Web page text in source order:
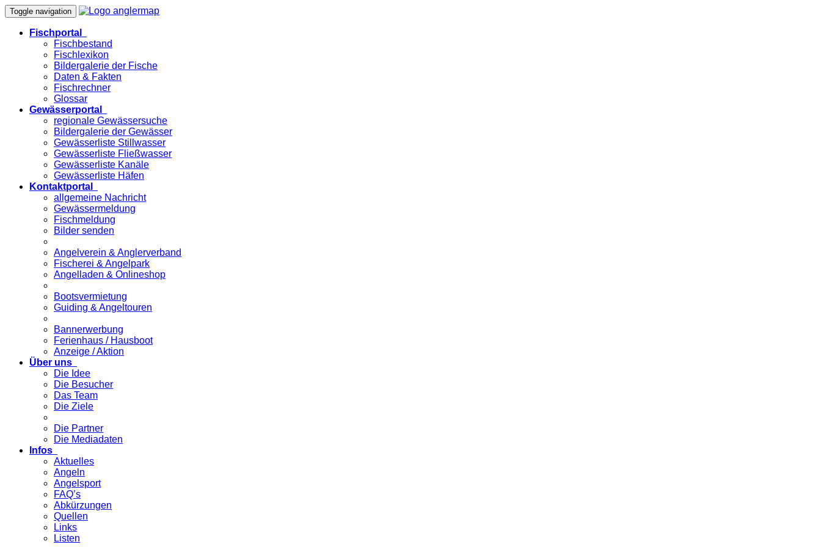
Toggle navigation
Fischportal
Fischbestand
Fischlexikon
Bildergalerie der Fische
Daten & Fakten
Fischrechner
Glossar
Gewässerportal
regionale Gewässersuche
Bildergalerie der Gewässer
Gewässerliste Stillwasser
Gewässerliste Fließwasser
Gewässerliste Kanäle
Gewässerliste Häfen
Kontaktportal
allgemeine Nachricht
Gewässermeldung
Fischmeldung
Bilder senden
Angelverein & Anglerverband
Fischerei & Angelpark
Angelladen & Onlineshop
Bootsvermietung
Guiding & Angeltouren
Bannerwerbung
Ferienhaus / Hausboot
Anzeige / Aktion
Über uns
Die Idee
Die Besucher
Das Team
Die Ziele
Die Partner
Die Mediadaten
Infos
Aktuelles
Angeln
Angelsport
FAQ’s
Abkürzungen
Quellen
Links
Listen